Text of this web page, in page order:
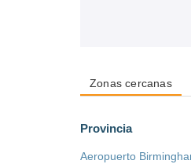
Zonas cercanas
Provincia
Aeropuerto